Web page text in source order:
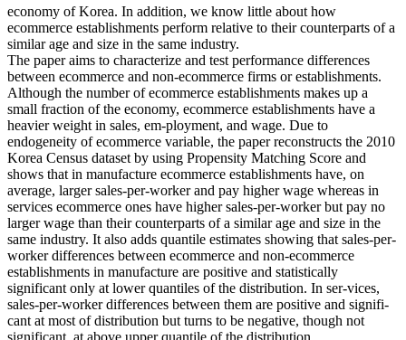
economy of Korea. In addition, we know little about how
ecommerce establishments perform relative to their counterparts of a
similar age and size in the same industry.
The paper aims to characterize and test performance differences
between ecommerce and non-ecommerce firms or establishments.
Although the number of ecommerce establishments makes up a
small fraction of the economy, ecommerce establishments have a
heavier weight in sales, em-ployment, and wage. Due to
endogeneity of ecommerce variable, the paper reconstructs the 2010
Korea Census dataset by using Propensity Matching Score and
shows that in manufacture ecommerce establishments have, on
average, larger sales-per-worker and pay higher wage whereas in
services ecommerce ones have higher sales-per-worker but pay no
larger wage than their counterparts of a similar age and size in the
same industry. It also adds quantile estimates showing that sales-per-
worker differences between ecommerce and non-ecommerce
establishments in manufacture are positive and statistically
significant only at lower quantiles of the distribution. In ser-vices,
sales-per-worker differences between them are positive and signifi-
cant at most of distribution but turns to be negative, though not